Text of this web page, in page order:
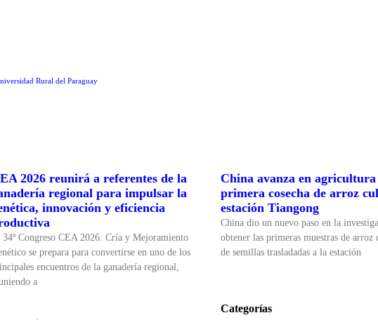
Rural del Paraguay
2026 reunirá a referentes de la
regional para impulsar la
innovación y eficiencia
Congreso CEA 2026: Cría y Mejoramiento
se prepara para convertirse en uno de los
encuentros de la ganadería regional,
a
China avanza en agricultura
primera cosecha de arroz
estación Tiangong
China dio un nuevo paso en la
obtener las primeras muestras de
de semillas trasladadas a la estación
Categorías